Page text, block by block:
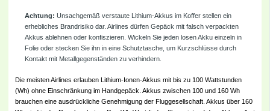
Achtung: Unsachgemäß verstaute Lithium-Akkus im Koffer stellen ein
erhebliches Brandrisiko dar. Airlines dürfen Gepäck mit falsch verpackten
Akkus ablehnen oder konfiszieren. Wickeln Sie jeden losen Akku einzeln in
Folie oder stecken Sie ihn in eine Schutztasche, um Kurzschlüsse durch
Kontakt mit Metallgegenständen zu verhindern.
Die meisten Airlines erlauben Lithium-Ionen-Akkus mit bis zu 100 Wattstunden
(Wh) ohne Einschränkung im Handgepäck. Akkus zwischen 100 und 160 Wh
brauchen eine ausdrückliche Genehmigung der Fluggesellschaft. Akkus über 160